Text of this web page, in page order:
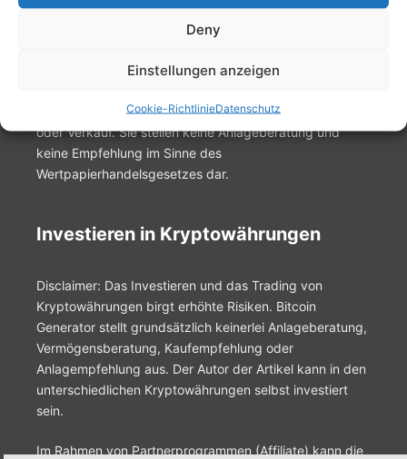
Deny
Einstellungen anzeigen
Cookie-RichtlinieDatenschutz
Ethereum und andere Kryptowährungen. Aktuelle
Trends, Neuigkeiten und Möglichkeiten in der
kein Angebot, Werbung oder Empfehlung zum Kauf
oder Verkauf. Sie stellen keine Anlageberatung und
keine Empfehlung im Sinne des
Wertpapierhandelsgesetzes dar.
Investieren in Kryptowährungen
Disclaimer: Das Investieren und das Trading von
Kryptowährungen birgt erhöhte Risiken. Bitcoin
Generator stellt grundsätzlich keinerlei Anlageberatung,
Vermögensberatung, Kaufempfehlung oder
Anlagempfehlung aus. Der Autor der Artikel kann in den
unterschiedlichen Kryptowährungen selbst investiert
sein.
Im Rahmen von Partnerprogrammen (Affiliate) kann die